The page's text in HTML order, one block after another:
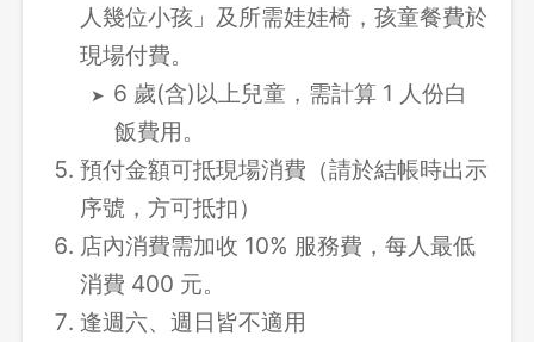
人幾位小孩」及所需娃娃椅，孩童餐費於
現場付費。
6 歲(含)以上兒童，需計算 1 人份白
飯費用。
預付金額可抵現場消費（請於結帳時出示
序號，方可抵扣）
店內消費需加收 10% 服務費，每人最低
消費 400 元。
逢週六、週日皆不適用